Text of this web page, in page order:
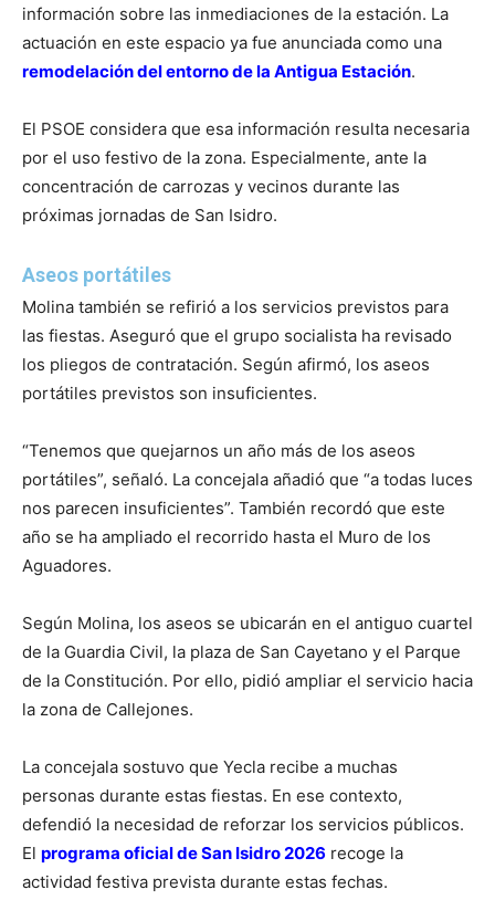
información sobre las inmediaciones de la estación. La
actuación en este espacio ya fue anunciada como una
remodelación del entorno de la Antigua Estación.
El PSOE considera que esa información resulta necesaria
por el uso festivo de la zona. Especialmente, ante la
concentración de carrozas y vecinos durante las
próximas jornadas de San Isidro.
Aseos portátiles
Molina también se refirió a los servicios previstos para
las fiestas. Aseguró que el grupo socialista ha revisado
los pliegos de contratación. Según afirmó, los aseos
portátiles previstos son insuficientes.
“Tenemos que quejarnos un año más de los aseos
portátiles”, señaló. La concejala añadió que “a todas luces
nos parecen insuficientes”. También recordó que este
año se ha ampliado el recorrido hasta el Muro de los
Aguadores.
Según Molina, los aseos se ubicarán en el antiguo cuartel
de la Guardia Civil, la plaza de San Cayetano y el Parque
de la Constitución. Por ello, pidió ampliar el servicio hacia
la zona de Callejones.
La concejala sostuvo que Yecla recibe a muchas
personas durante estas fiestas. En ese contexto,
defendió la necesidad de reforzar los servicios públicos.
El programa oficial de San Isidro 2026 recoge la
actividad festiva prevista durante estas fechas.